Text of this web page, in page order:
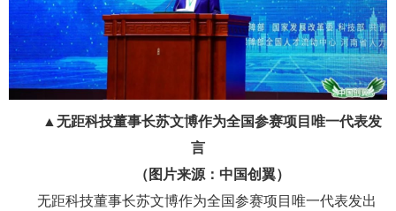
▲无距科技董事长苏文博作为全国参赛项目唯一代表发
言
（图片来源：中国创翼）
无距科技董事长苏文博作为全国参赛项目唯一代表发出